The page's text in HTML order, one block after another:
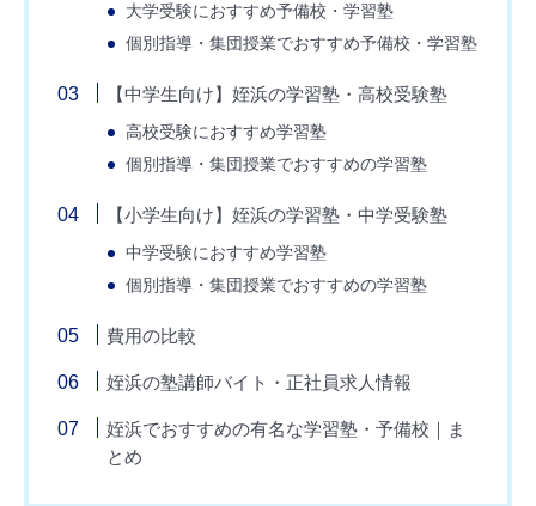
大学受験におすすめ予備校・学習塾
個別指導・集団授業でおすすめ予備校・学習塾
【中学生向け】姪浜の学習塾・高校受験塾
高校受験におすすめ学習塾
個別指導・集団授業でおすすめの学習塾
【小学生向け】姪浜の学習塾・中学受験塾
中学受験におすすめ学習塾
個別指導・集団授業でおすすめの学習塾
費用の比較
姪浜の塾講師バイト・正社員求人情報
姪浜でおすすめの有名な学習塾・予備校｜ま
とめ